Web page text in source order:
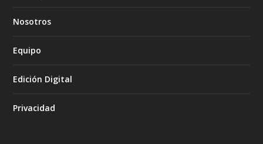
Nosotros
Equipo
Edición Digital
Privacidad